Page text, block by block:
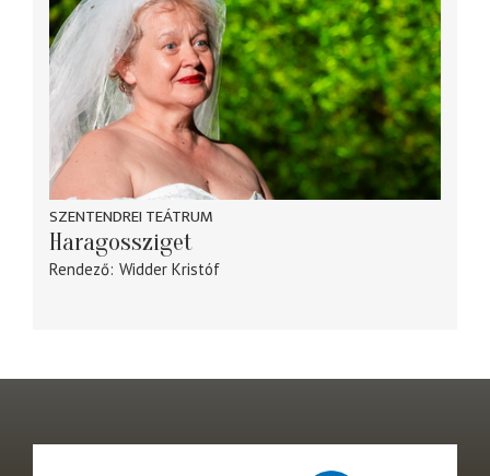
SZENTENDREI TEÁTRUM
Haragossziget
Rendező Widder Kristóf